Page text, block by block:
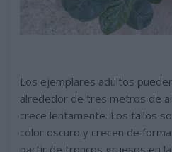
Los ejemplares adultos
alrededor de tres metros de
crece lentamente. Los tallos
color oscuro y crecen de
partir de troncos gruesos en